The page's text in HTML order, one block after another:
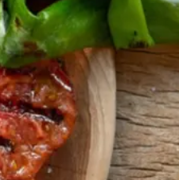
Gem opskrift
Vegansk
Vegetarisk
Vores version af den traditionelle
salat empedrat fra det catalanske
køkken. Spis den med brød som
en let frokost eller i et større
måltid som her. Salbitxada minder
noget om en anden ligeledes